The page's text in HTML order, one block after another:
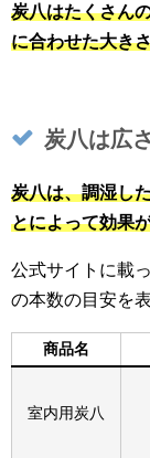
炭八はたくさん
に合わせた大き
炭八は広
炭八は、調湿し
とによって効果
公式サイトに載
の本数の目安を
商品名
室内用炭八